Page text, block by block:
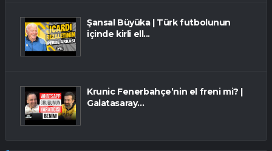
Şansal Büyüka | Türk futbolunun
içinde kirli ell...
Krunic Fenerbahçe’nin el freni mi? |
Galatasaray...